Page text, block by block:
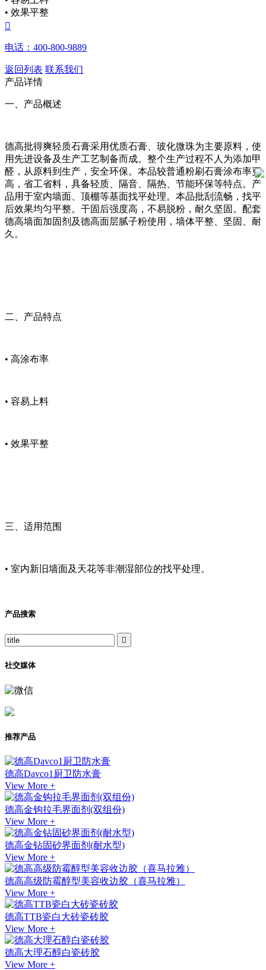
• 效果平整

电话：400-800-9889
返回列表 联系我们
产品详情
一、产品概述
德高批得爽轻质石膏采用优质石膏、玻化微珠为主要原料，使
用先进设备及生产工艺制备而成。整个生产过程不人为添加甲
醛，从原料到生产，安全环保。本品较普通粉刷石膏涂布率更
高，省工省料，具备轻质、隔音、隔热、节能环保等特点。产
品用于室内墙面、顶棚等基面找平处理。本品批刮流畅，找平
后效果均匀平整。干固后强度高，不易脱粉，耐久坚固。配套
德高墙面加固剂及德高面层腻子粉使用，墙体平整、坚固、耐
久。
二、产品特点
• 高涂布率
• 容易上料
• 效果平整
三、适用范围
• 室内新旧墙面及天花等非潮湿部位的找平处理。
产品搜索

社交媒体
推荐产品
德高Davco1厨卫防水膏
View More +
德高金钩拉毛界面剂(双组份)
View More +
德高金钻固砂界面剂(耐水型)
View More +
德高高级防霉醇型美容收边胶（喜马拉雅）
View More +
德高TTB瓷白大砖瓷砖胶
View More +
德高大理石醇白瓷砖胶
View More +